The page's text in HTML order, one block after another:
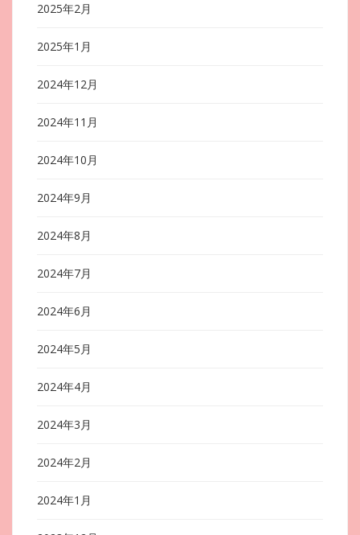
2025年2月
2025年1月
2024年12月
2024年11月
2024年10月
2024年9月
2024年8月
2024年7月
2024年6月
2024年5月
2024年4月
2024年3月
2024年2月
2024年1月